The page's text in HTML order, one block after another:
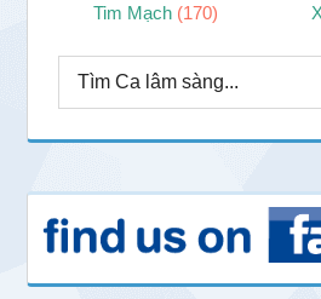
Tim Mạch (170)